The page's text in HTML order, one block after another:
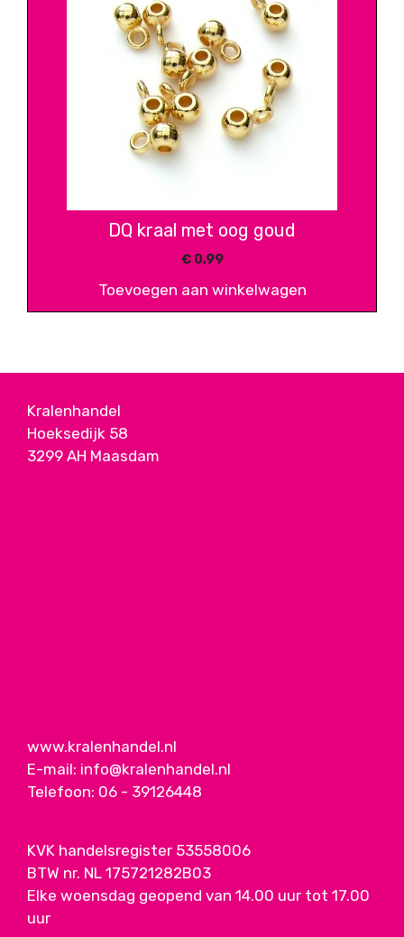
DQ kraal met oog goud
€0,99
Toevoegen aan winkelwagen
Kralenhandel
Hoeksedijk 58
3299 AH Maasdam
www.kralenhandel.nl
E-mail: info@kralenhandel.nl
Telefoon: 06 - 39126448
KVK handelsregister 53558006
BTW nr. NL 175721282B03
Elke woensdag geopend van 14.00 uur tot 17.00
uur